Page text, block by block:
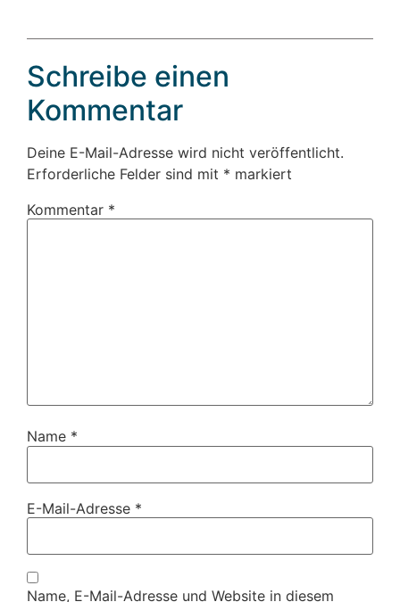
Schreibe einen
Kommentar
Deine E-Mail-Adresse wird nicht veröffentlicht.
Erforderliche Felder sind mit * markiert
Kommentar *
Name *
E-Mail-Adresse *
Name, E-Mail-Adresse und Website in diesem